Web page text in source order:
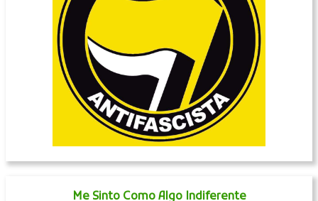
Me Sinto Como Algo Indiferente